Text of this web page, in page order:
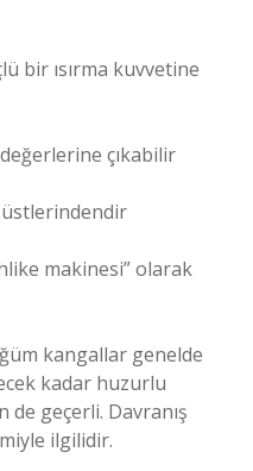
bir ısırma kuvvetine
çıkabilir
makinesi” olarak
kangallar genelde
kadar huzurlu
de geçerli. Davranış
ilgilidir.